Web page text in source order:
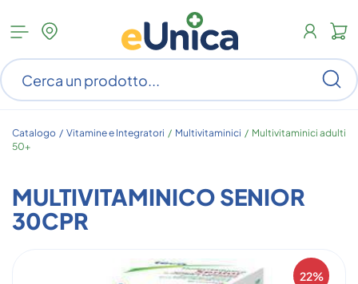
Apri
menu
categorie
Catalogo / Vitamine e Integratori / Multivitaminici / Multivitaminici adulti
50+
MULTIVITAMINICO SENIOR
30CPR
22%